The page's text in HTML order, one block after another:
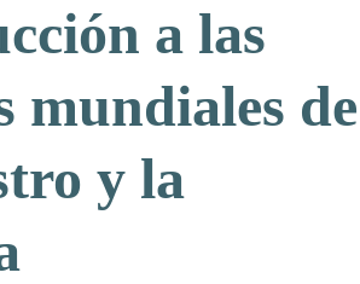
a las
mundiales de
y la